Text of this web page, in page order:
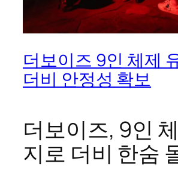
더보이즈 9인 체제
더비 안정성 확보
더보이즈, 9인
지로 더비 한숨